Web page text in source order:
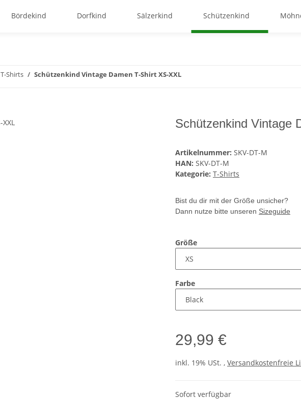
Bördekind Dorfkind Sälzerkind Schützenkind
T-Shirts Schützenkind Vintage Damen T-Shirt XS-XXL
Schützenkind Vintage
Artikelnummer: SKV-DT-M
HAN: SKV-DT-M
Kategorie: T-Shirts
Bist du dir mit der Größe unsicher?
Dann nutze bitte unseren Sizeguide
Größe
Farbe
29,99 €
inkl. 19% USt. , Versandkostenfreie
Sofort verfügbar